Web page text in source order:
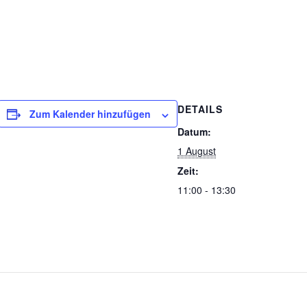
Zum Kalender hinzufügen
DETAILS
Datum:
1 August
Zeit:
11:00 - 13:30